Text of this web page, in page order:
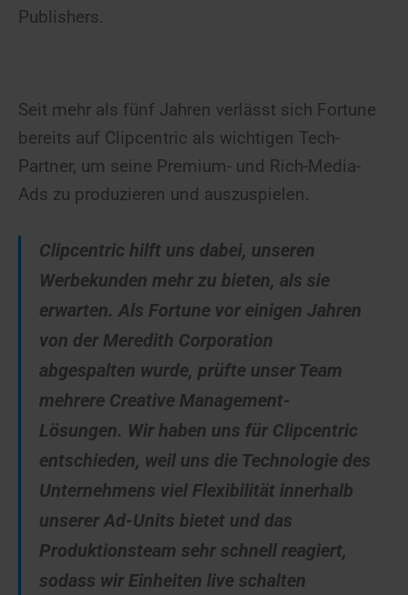
Publishers.
Seit mehr als fünf Jahren verlässt sich Fortune
bereits auf Clipcentric als wichtigen Tech-
Partner, um seine Premium- und Rich-Media-
Ads zu produzieren und auszuspielen.
Clipcentric hilft uns dabei, unseren
Werbekunden mehr zu bieten, als sie
erwarten.Als Fortune vor einigen Jahren
von der Meredith Corporation
abgespalten wurde, prüfte unser Team
mehrere Creative Management-
Lösungen. Wir haben uns für Clipcentric
entschieden, weil uns die Technologie des
Unternehmens viel Flexibilität innerhalb
unserer Ad-Units bietet und das
Produktionsteam sehr schnell reagiert,
sodass wir Einheiten live schalten